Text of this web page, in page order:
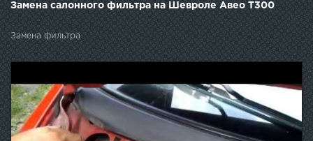
Замена салонного фильтра на Шевроле Авео Т300
Замена фильтра